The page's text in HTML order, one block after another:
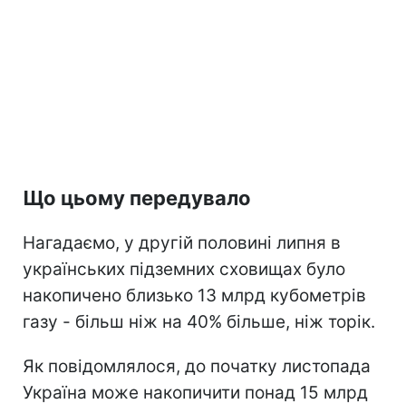
Що цьому передувало
Нагадаємо, у другій половині липня в
українських підземних сховищах було
накопичено близько 13 млрд кубометрів
газу - більш ніж на 40% більше, ніж торік.
Як повідомлялося, до початку листопада
Україна може накопичити понад 15 млрд